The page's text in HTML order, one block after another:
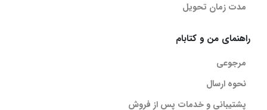
مدت زمان تحویل
راهنمای من و کتابام
مرجوعی
نحوه ارسال
پشتیبانی و خدمات پس از فروش